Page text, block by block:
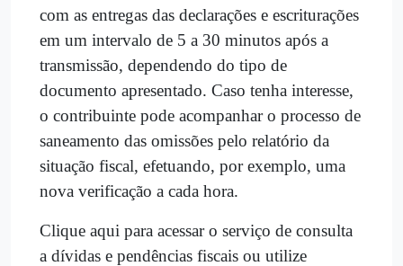
com as entregas das declarações e escriturações
em um intervalo de 5 a 30 minutos após a
transmissão, dependendo do tipo de
documento apresentado. Caso tenha interesse,
o contribuinte pode acompanhar o processo de
saneamento das omissões pelo relatório da
situação fiscal, efetuando, por exemplo, uma
nova verificação a cada hora.
Clique aqui para acessar o serviço de consulta
a dívidas e pendências fiscais ou utilize